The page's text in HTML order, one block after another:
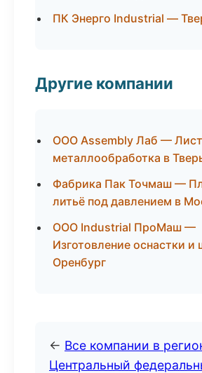
ПК Энерго Industrial —
Другие компании
ООО Assembly Лаб —
металлообработка в
Фабрика Пак Точмаш —
литьё под давлением в
ООО Industrial ПроМаш —
Изготовление оснастки и
Оренбург
← Все компании в
Центральный